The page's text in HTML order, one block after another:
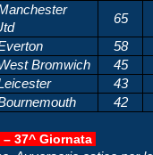
65
58
Bromwich 45
43
42
– 37^ Giornata